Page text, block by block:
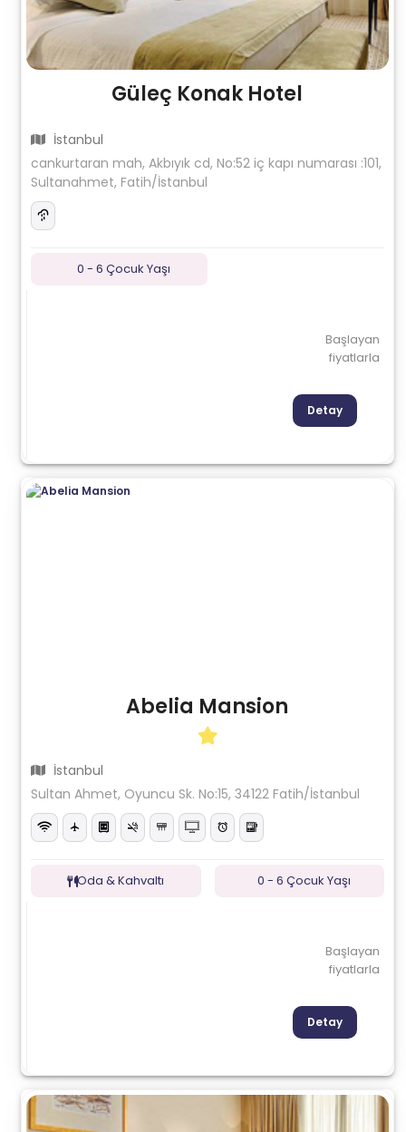
Güleç Konak Hotel
İstanbul
cankurtaran mah, Akbıyık cd, No:52 iç kapı numarası :101,
Sultanahmet, Fatih/İstanbul
0 - 6 Çocuk Yaşı
Başlayan
fiyatlarla
Detay
Abelia Mansion
İstanbul
Sultan Ahmet, Oyuncu Sk. No:15, 34122 Fatih/İstanbul
Oda & Kahvaltı 0 - 6 Çocuk Yaşı
Başlayan
fiyatlarla
Detay